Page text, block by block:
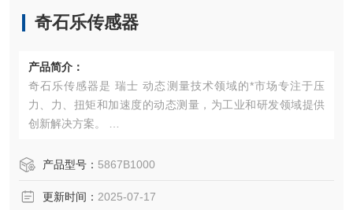
奇石乐传感器
产品简介：
奇石乐传感器是 瑞士 动态测量技术领域的*市场专注于压
力、力、扭矩和加速度的动态测量，为工业和研发领域提供
创新解决方案。 ‌
核心业务
产品型号： 5867B1000
更新时间： 2025-07-17